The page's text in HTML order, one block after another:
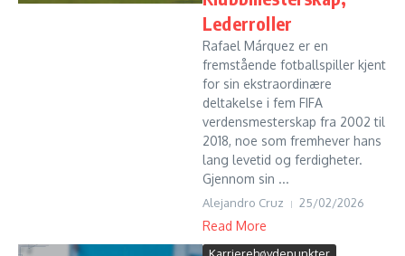
Lederroller
Rafael Márquez er en
fremstående fotballspiller kjent
for sin ekstraordinære
deltakelse i fem FIFA
verdensmesterskap fra 2002 til
2018, noe som fremhever hans
lang levetid og ferdigheter.
Gjennom sin ...
Alejandro Cruz 25/02/2026
Read More